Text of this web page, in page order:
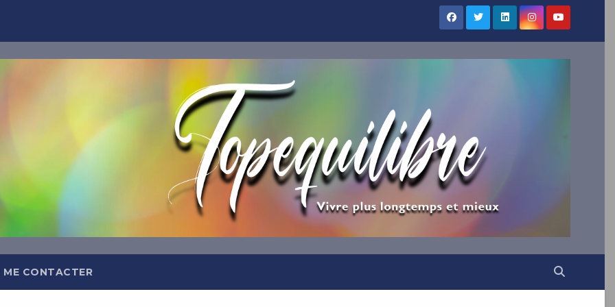
ME CONTACTER
TOPEQUILIBRE
Abonnez-vous !
Et recevez tous les jours dans votre boîte mail nos
meilleures inspirations.